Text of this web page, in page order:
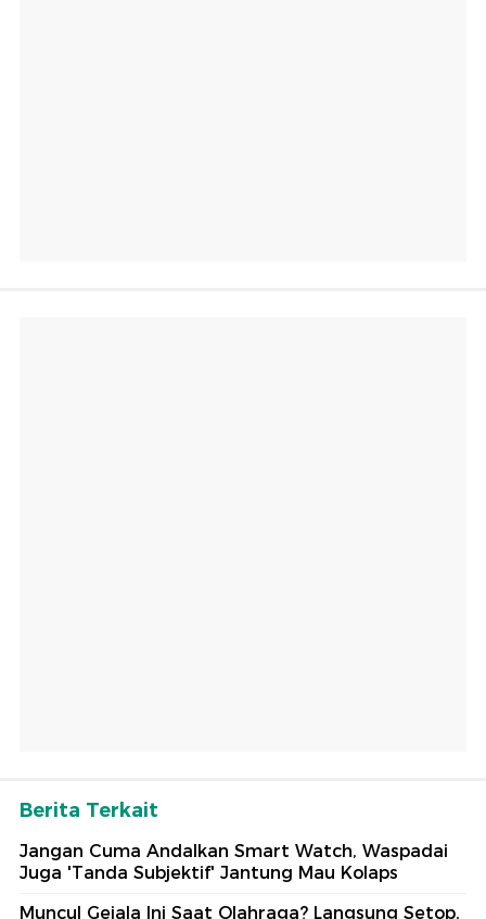
Berita Terkait
Jangan Cuma Andalkan Smart Watch, Waspadai
Juga 'Tanda Subjektif' Jantung Mau Kolaps
Muncul Gejala Ini Saat Olahraga? Langsung Setop,